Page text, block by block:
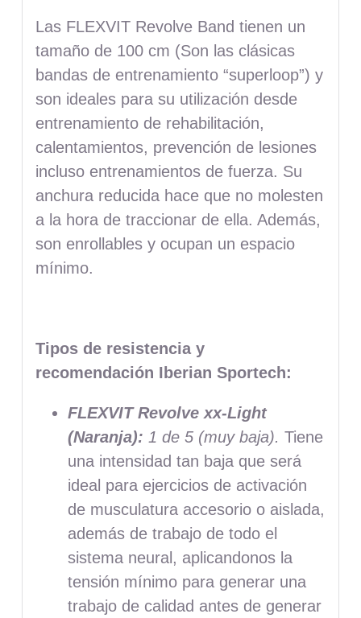
Las FLEXVIT Revolve Band tienen un
tamaño de 100 cm (Son las clásicas
bandas de entrenamiento “superloop”) y
son ideales para su utilización desde
entrenamiento de rehabilitación,
calentamientos, prevención de lesiones
incluso entrenamientos de fuerza. Su
anchura reducida hace que no molesten
a la hora de traccionar de ella. Además,
son enrollables y ocupan un espacio
mínimo.
Tipos de resistencia y
recomendación Iberian Sportech:
FLEXVIT Revolve xx-Light
(Naranja): 1 de 5 (muy baja). Tiene
una intensidad tan baja que será
ideal para ejercicios de activación
de musculatura accesorio o aislada,
además de trabajo de todo el
sistema neural, aplicandonos la
tensión mínimo para generar una
trabajo de calidad antes de generar